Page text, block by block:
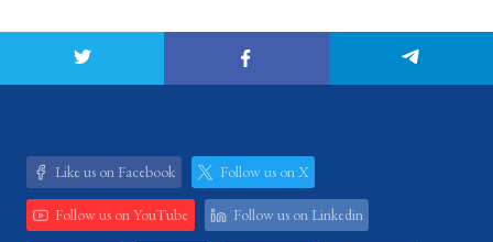
Like us on Facebook Follow us on X
Follow us on YouTube Follow us on Linkedin